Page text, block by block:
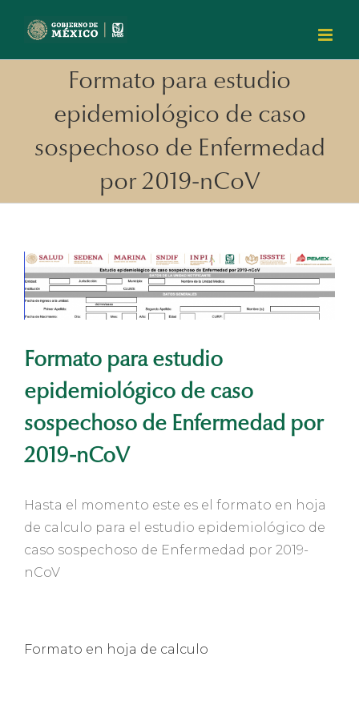
Formato para estudio
epidemiológico de caso
sospechoso de Enfermedad
por 2019-nCoV
View
Larger
Image
Formato para estudio
epidemiológico de caso
sospechoso de Enfermedad por
2019-nCoV
Hasta el momento este es el formato en hoja
de calculo para el estudio epidemiológico de
caso sospechoso de Enfermedad por 2019-
nCoV
Formato en hoja de calculo